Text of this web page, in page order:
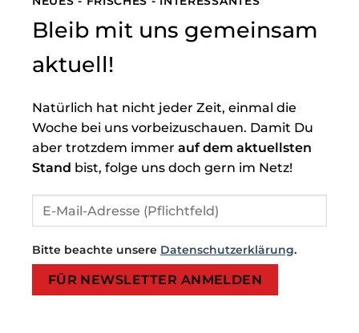
Bleib mit uns gemeinsam
aktuell!
Natürlich hat nicht jeder Zeit, einmal die
Woche bei uns vorbeizuschauen. Damit Du
aber trotzdem immer auf dem aktuellsten
Stand bist, folge uns doch gern im Netz!
Bitte beachte unsere Datenschutzerklärung.
Bitte lasse dieses Feld leer.
Bitte lasse dieses Feld leer.